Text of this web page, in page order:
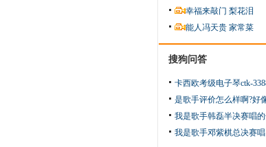
幸福来敲门 梨花泪
能人冯天贵 家常菜
搜狗问答
卡西欧考级电子琴ctk-
是歌手评价怎么样啊?好
我是歌手韩磊半决赛唱
我是歌手邓紫棋总决赛